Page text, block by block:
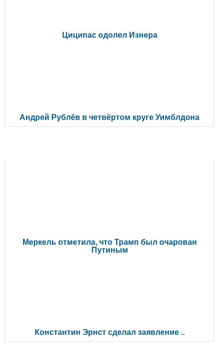
Циципас одолел Изнера
Андрей Рублёв в четвёртом круге Уимблдона
Меркель отметила, что Трамп был очарован
Путиным
Константин Эрнст сделал заявление ..